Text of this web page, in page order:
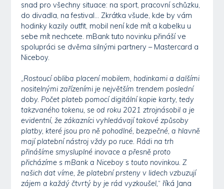
snad pro všechny situace: na sport, pracovní schůzku,
do divadla, na festival... Zkrátka všude, kde by vám
hodinky kazily outfit, mobil není kde mít a kabelku u
sebe mít nechcete. mBank tuto novinku přináší ve
spolupráci se dvěma silnými partnery – Mastercard a
Niceboy.
„Rostoucí obliba placení mobilem, hodinkami a dalšími
nositelnými zařízeními je největším trendem poslední
doby. Počet plateb pomocí digitální kopie karty, tedy
takzvaného tokenu, se od roku 2021 ztrojnásobil a je
evidentní, že zákazníci vyhledávají takové způsoby
platby, které jsou pro ně pohodlné, bezpečné, a hlavně
mají platební nástroj vždy po ruce. Rádi na trh
přinášíme smysluplné inovace a přesně proto
přicházíme s mBank a Niceboy s touto novinkou. Z
našich dat víme, že platební prsteny v lidech vzbuzují
zájem a každý čtvrtý by je rád vyzkoušel,“ říká Jana